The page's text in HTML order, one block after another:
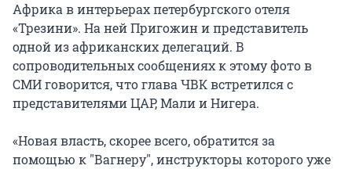
Африка в интерьерах петербургского отеля
«Трезини». На ней Пригожин и представитель
одной из африканских делегаций. В
сопроводительных сообщениях к этому фото в
СМИ говорится, что глава ЧВК встретился с
представителями ЦАР, Мали и Нигера.
«Новая власть, скорее всего, обратится за
помощью к "Вагнеру", инструкторы которого уже